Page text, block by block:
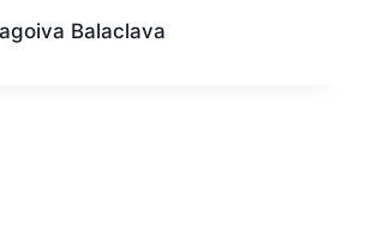
Balaclava